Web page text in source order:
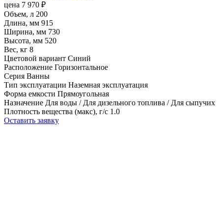
цена 7 970 ₽
Объем, л 200
Длина, мм 915
Ширина, мм 730
Высота, мм 520
Вес, кг 8
Цветовой вариант Синий
Расположение Горизонтальное
Серия Ванны
Тип эксплуатации Наземная эксплуатация
Форма емкости Прямоугольная
Назначение Для воды / Для дизельного топлива / Для сыпучих
Плотность вещества (макс), г/с 1.0
Оставить заявку